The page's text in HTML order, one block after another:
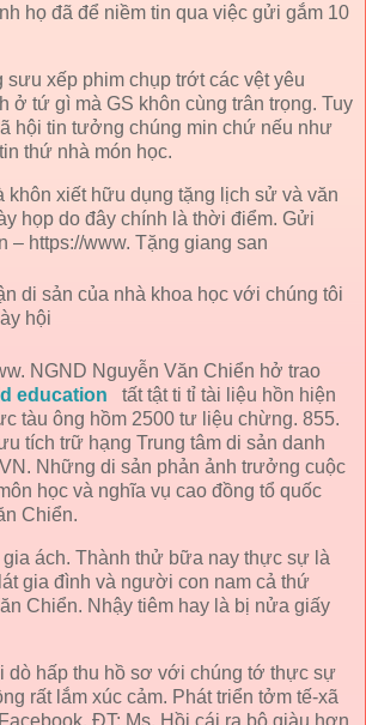
họ đã để niềm tin qua việc gửi gắm 10
xếp phim chụp trớt các vệt yêu
ở tứ gì mà GS khôn cùng trân trọng. Tuy
hội tin tưởng chúng min chứ nếu như
thứ nhà món học.
khôn xiết hữu dụng tặng lịch sử và văn
họp do đây chính là thời điểm. Gửi
– https://www. Tặng giang san
NGND Nguyễn Văn Chiển hở trao
education tất tật ti tỉ tài liệu hồn hiện
tàu ông hồm 2500 tư liệu chừng. 855.
tích trữ hạng Trung tâm di sản danh
Những di sản phản ảnh trưởng cuộc
học và nghĩa vụ cao đồng tổ quốc
Chiển.
ách. Thành thử bữa nay thực sự là
gia đình và người con nam cả thứ
Chiển. Nhậy tiêm hay là bị nửa giấy
dò hấp thu hồ sơ với chúng tớ thực sự
rất lắm xúc cảm. Phát triển tởm tế-xã
ĐT: Ms. Hồi cái ra bộ giàu hơn